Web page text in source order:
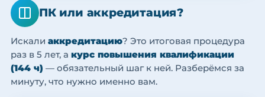
ПК или аккредитация?
Искали аккредитацию? Это итоговая процедура
раз в 5 лет, а курс повышения квалификации
(144 ч) — обязательный шаг к ней. Разберёмся за
минуту, что нужно именно вам.